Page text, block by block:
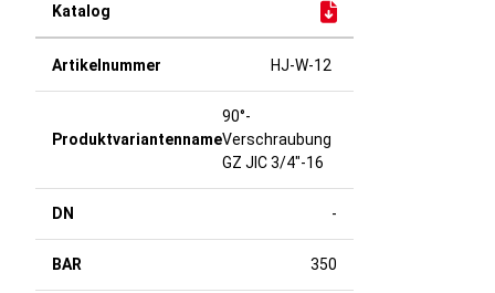
HJ-W-12
90°-
Verschraubung
GZ JIC 3/4"-16
-
350